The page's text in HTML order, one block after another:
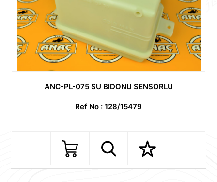
ANC-PL-075 SU BİDONU SENSÖRLÜ
Ref No : 128/15479